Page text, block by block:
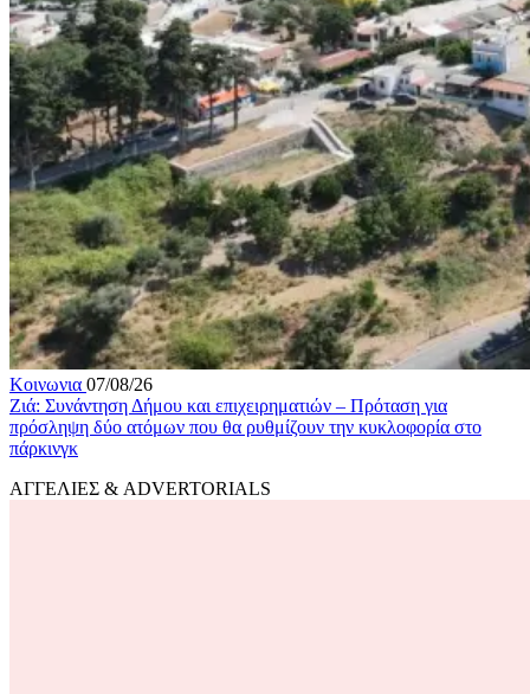
Κοινωνια 07/08/26
Ζιά: Συνάντηση Δήμου και επιχειρηματιών – Πρόταση για
πρόσληψη δύο ατόμων που θα ρυθμίζουν την κυκλοφορία στο
πάρκινγκ
ΑΓΓΕΛΙΕΣ & ADVERTORIALS